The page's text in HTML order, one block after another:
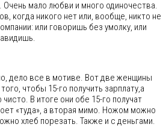
мало любви и много одиночества.
когда никого нет или, вообще, никто не
или говоришь без умолку, или
дело все в мотиве. Вот две женщины
чтобы 15-го получить зарплату,а
В итоге они обе 15-го получат
«туда», а вторая мимо. Ножом можно
хлеб порезать. Также и с деньгами.